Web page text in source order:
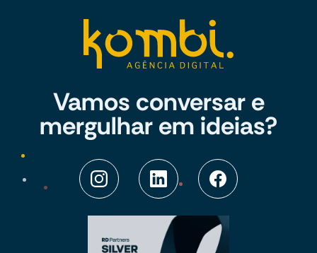
Vamos conversar e
mergulhar em ideias?